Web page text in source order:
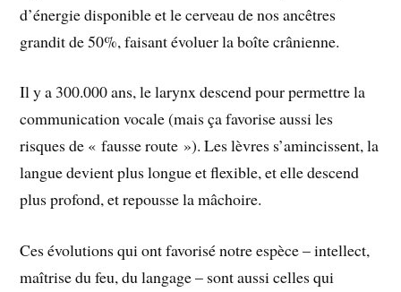
d’énergie disponible et le cerveau de nos ancêtres
grandit de 50%, faisant évoluer la boîte crânienne.
Il y a 300.000 ans, le larynx descend pour permettre la
communication vocale (mais ça favorise aussi les
risques de « fausse route »). Les lèvres s’amincissent, la
langue devient plus longue et flexible, et elle descend
plus profond, et repousse la mâchoire.
Ces évolutions qui ont favorisé notre espèce – intellect,
maîtrise du feu, du langage – sont aussi celles qui